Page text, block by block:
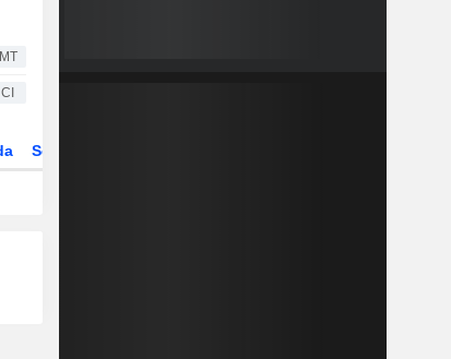
MT
CI
Secteur